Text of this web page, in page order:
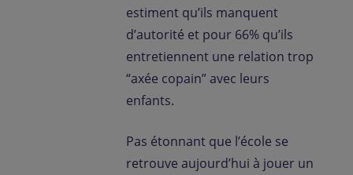
estiment qu’ils manquent
d’autorité et pour 66% qu’ils
entretiennent une relation trop
“axée copain” avec leurs
enfants.
Pas étonnant que l’école se
retrouve aujourd’hui à jouer un